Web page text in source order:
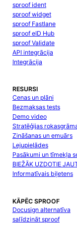
sproof ident
sproof widget
sproof Fastlane
sproof eID Hub
sproof Validate
API integrācija
Integrācija
RESURSI
Cenas un plāni
Bezmaksas tests
Demo video
Stratēģijas
Zināšanas un emuārs
Lejupielādes
Pasākumi un tīmekļa
BIEŽĀK UZDOTIE
Informatīvais biļetens
KĀPĒC SPROOF
Docusign alternatīva
salīdzināt sproof